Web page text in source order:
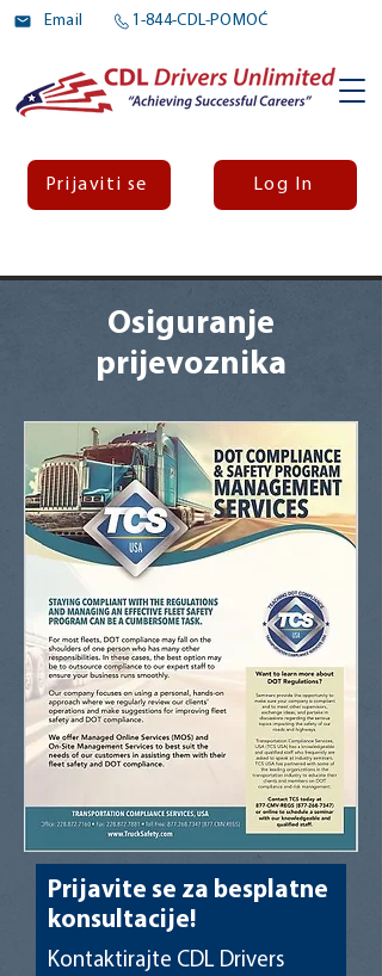
Email 1-844-CDL-POMOĆ
Prijaviti se Log In
Osiguranje
prijevoznika
Prijavite se za besplatne
konsultacije!
Kontaktirajte CDL Drivers